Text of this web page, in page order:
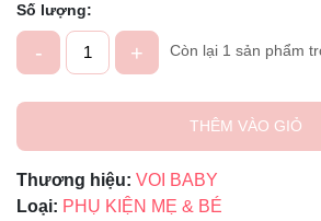
Số lượng:
- + Còn lại 1 sản phẩm
THÊM VÀO GIỎ
Thương hiệu: VOI BABY
Loại: PHỤ KIỆN MẸ & BÉ